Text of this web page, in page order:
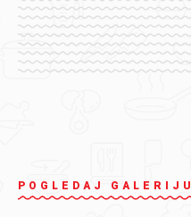
POGLEDAJ GALERIJU